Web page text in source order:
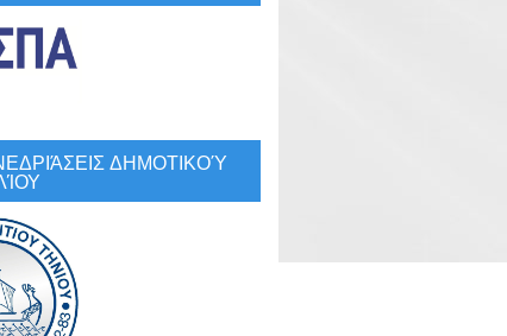
ΔΗΜΟΤΙΚΟΎ